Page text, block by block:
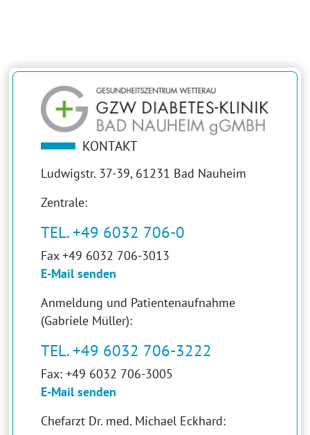
KONTAKT
Ludwigstr. 37-39, 61231 Bad Nauheim
Zentrale:
TEL. +49 6032 706-0
Fax +49 6032 706-3013
E-Mail senden
Anmeldung und Patientenaufnahme
(Gabriele Müller):
TEL. +49 6032 706-3222
Fax: +49 6032 706-3005
E-Mail senden
Chefarzt Dr. med. Michael Eckhard: